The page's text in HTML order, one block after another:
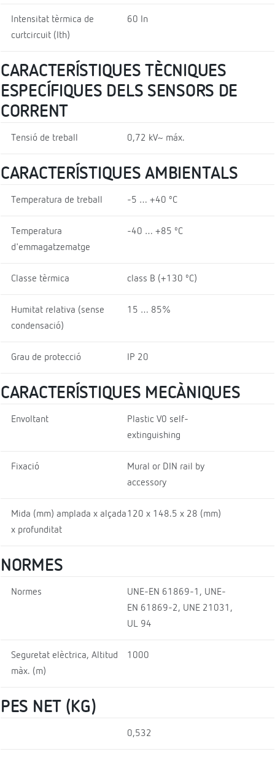
Intensitat tèrmica de
curtcircuit (Ith)
60 In
CARACTERÍSTIQUES TÈCNIQUES
ESPECÍFIQUES DELS SENSORS DE
CORRENT
Tensió de treball 0,72 kV~ máx.
CARACTERÍSTIQUES AMBIENTALS
Temperatura de treball -5 … +40 ºC
Temperatura
d'emmagatzematge
-40 … +85 ºC
Classe tèrmica class B (+130 ºC)
Humitat relativa (sense
condensació)
15 … 85%
Grau de protecció IP 20
CARACTERÍSTIQUES MECÀNIQUES
Envoltant
Plastic V0 self-
extinguishing
Fixació
Mural or DIN rail by
accessory
Mida (mm) amplada x alçada
x profunditat
120 x 148.5 x 28 (mm)
NORMES
Normes
UNE-EN 61869-1, UNE-
EN 61869-2, UNE 21031,
UL 94
Seguretat elèctrica, Altitud
màx. (m)
1000
PES NET (KG)
0,532